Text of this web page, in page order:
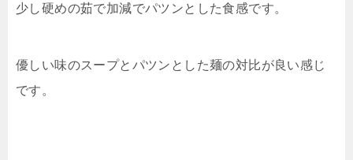
少し硬めの茹で加減でパツンとした食感です。
優しい味のスープとパツンとした麺の対比が良い感じ
です。